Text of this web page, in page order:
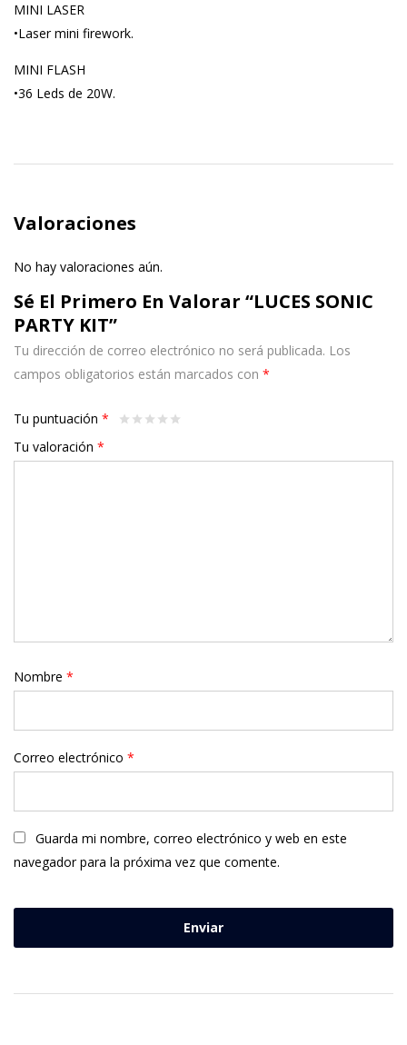
MINI LASER
•Laser mini firework.
MINI FLASH
•36 Leds de 20W.
Valoraciones
No hay valoraciones aún.
Sé El Primero En Valorar “LUCES SONIC
PARTY KIT”
Tu dirección de correo electrónico no será publicada. Los
campos obligatorios están marcados con *
Tu puntuación *
Tu valoración *
Nombre *
Correo electrónico *
Guarda mi nombre, correo electrónico y web en este
navegador para la próxima vez que comente.